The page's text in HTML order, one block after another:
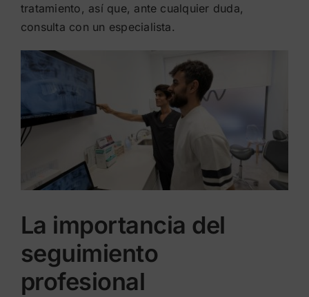
tratamiento, así que, ante cualquier duda,
consulta con un especialista.
La importancia del
seguimiento
profesional